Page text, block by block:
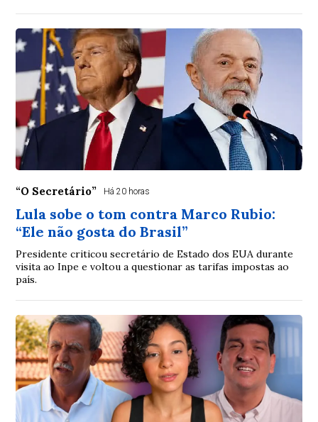
“O Secretário” Há 20 horas
Lula sobe o tom contra Marco Rubio:
“Ele não gosta do Brasil”
Presidente criticou secretário de Estado dos EUA durante
visita ao Inpe e voltou a questionar as tarifas impostas ao
país.